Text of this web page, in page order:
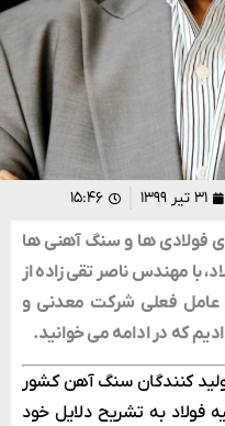
۳۱ تیر ۱۳۹۹ ۱۵:۴۶
فولادی ها و سنگ آهنی ها
با مهندس ناصر تقی زاده از
عامل فعلی شرکت معدنی و
که در ادامه می خوانید.
کنندگان سنگ آهن کشور
فولاد به تشریح دلایل خود